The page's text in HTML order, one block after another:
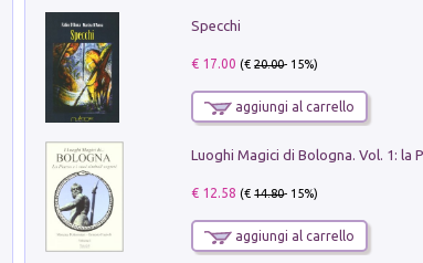
Specchi
€ 17.00 (€20.00- 15%)
aggiungi al carrello
€ 12.58 (€14.80- 15%)
aggiungi al carrello